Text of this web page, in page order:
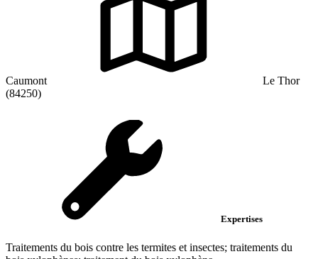
Caumont
Le Thor
(84250)
Expertises
Traitements du bois contre les termites et insectes; traitements du